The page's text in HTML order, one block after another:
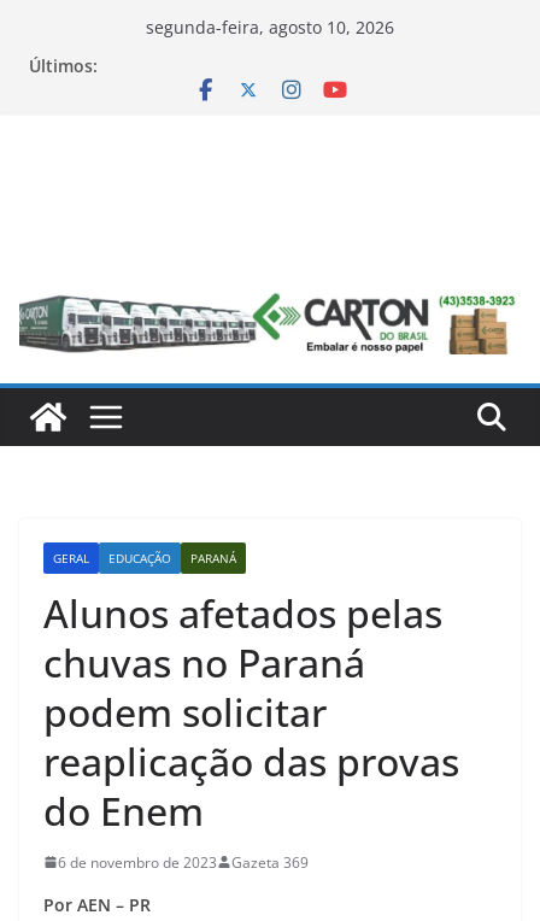
segunda-feira, agosto 10, 2026
Últimos:
GERAL EDUCAÇÃO PARANÁ
Alunos afetados pelas
chuvas no Paraná
podem solicitar
reaplicação das provas
do Enem
6 de novembro de 2023 Gazeta 369
Por AEN – PR